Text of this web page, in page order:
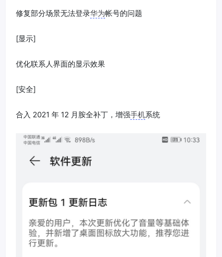
修复部分场景无法登录华为帐号的问题
[显示]
优化联系人界面的显示效果
[安全]
合入 2021 年 12 月胺全补丁，增强手机系统